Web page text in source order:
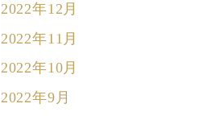
2022年12月
2022年11月
2022年10月
2022年9月